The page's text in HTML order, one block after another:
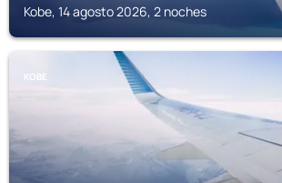
Kobe, 14 agosto 2026, 2 noches
KOBE